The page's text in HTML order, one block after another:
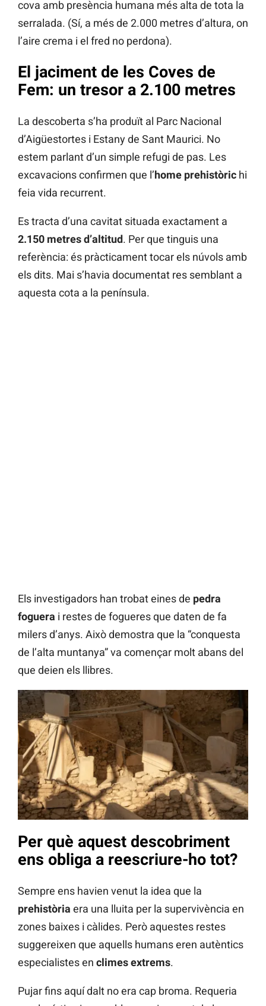
cova amb presència humana més alta de tota la
serralada. (Sí, a més de 2.000 metres d’altura, on
l’aire crema i el fred no perdona).
El jaciment de les Coves de
Fem: un tresor a 2.100 metres
La descoberta s’ha produït al Parc Nacional
d’Aigüestortes i Estany de Sant Maurici. No
estem parlant d’un simple refugi de pas. Les
excavacions confirmen que l’home prehistòric hi
feia vida recurrent.
Es tracta d’una cavitat situada exactament a
2.150 metres d’altitud. Per que tinguis una
referència: és pràcticament tocar els núvols amb
els dits. Mai s’havia documentat res semblant a
aquesta cota a la península.
Els investigadors han trobat eines de pedra
foguera i restes de fogueres que daten de fa
milers d’anys. Això demostra que la “conquesta
de l’alta muntanya” va començar molt abans del
que deien els llibres.
Per què aquest descobriment
ens obliga a reescriure-ho tot?
Sempre ens havien venut la idea que la
prehistòria era una lluita per la supervivència en
zones baixes i càlides. Però aquestes restes
suggereixen que aquells humans eren autèntics
especialistes en climes extrems.
Pujar fins aquí dalt no era cap broma. Requeria